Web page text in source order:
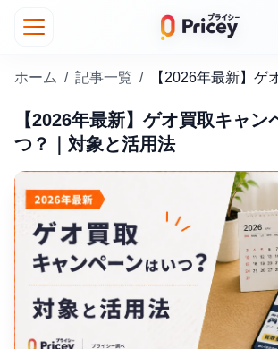
ホーム / 記事一覧 /
【2026年最新】ゲオ買取キャン
つ？｜対象と活用法